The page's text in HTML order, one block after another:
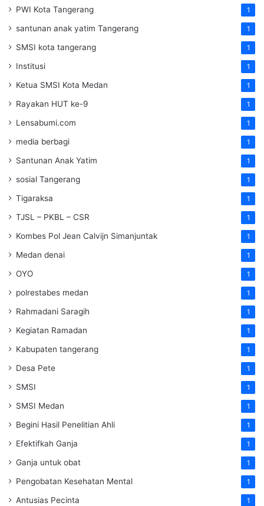
PWI Kota Tangerang 1
santunan anak yatim Tangerang 1
SMSI kota tangerang 1
Institusi 1
Ketua SMSI Kota Medan 1
Rayakan HUT ke-9 1
Lensabumi.com 1
media berbagi 1
Santunan Anak Yatim 1
sosial Tangerang 1
Tigaraksa 1
TJSL – PKBL – CSR 1
Kombes Pol Jean Calvijn Simanjuntak 1
Medan denai 1
OYO 1
polrestabes medan 1
Rahmadani Saragih 1
Kegiatan Ramadan 1
Kabupaten tangerang 1
Desa Pete 1
SMSI 1
SMSI Medan 1
Begini Hasil Penelitian Ahli 1
Efektifkah Ganja 1
Ganja untuk obat 1
Pengobatan Kesehatan Mental 1
Antusias Pecinta 1